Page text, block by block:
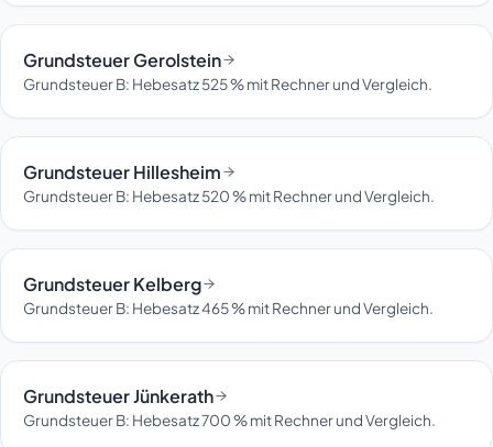
Grundsteuer Gerolstein
Grundsteuer B: Hebesatz 525 % mit Rechner und Vergleich.
Grundsteuer Hillesheim
Grundsteuer B: Hebesatz 520 % mit Rechner und Vergleich.
Grundsteuer Kelberg
Grundsteuer B: Hebesatz 465 % mit Rechner und Vergleich.
Grundsteuer Jünkerath
Grundsteuer B: Hebesatz 700 % mit Rechner und Vergleich.